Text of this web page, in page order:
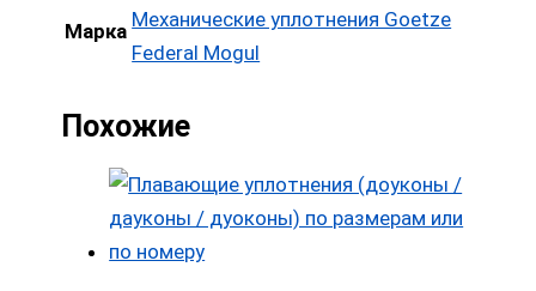
Марка Механические уплотнения Goetze
Federal Mogul
Похожие